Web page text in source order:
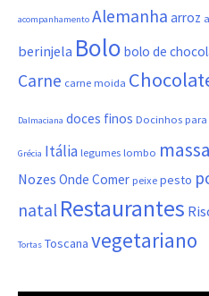
acompanhamento Alemanha arroz
berinjela Bolo bolo de
Carne carne moida
Dalmaciana doces finos Docinhos para
Grécia Itália legumes lombo massa
Nozes Onde Comer peixe pesto
natal Restaurantes
Tortas Toscana vegetariano